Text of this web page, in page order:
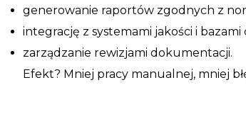
generowanie raportów zgodnych z
integrację z systemami jakości i bazami
zarządzanie rewizjami dokumentacji.
Efekt? Mniej pracy manualnej, mniej